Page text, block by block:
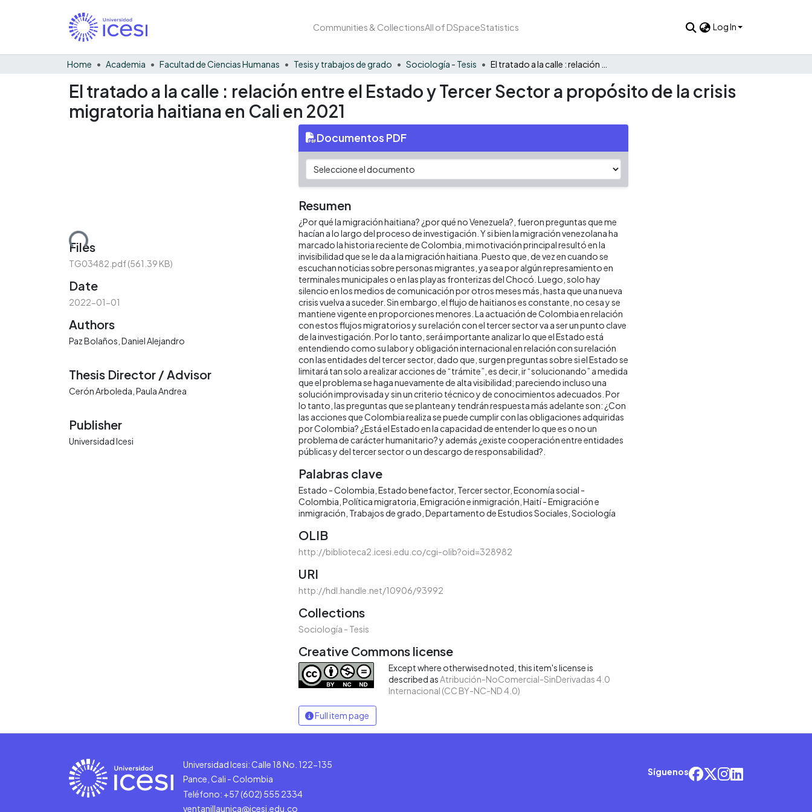
Communities & CollectionsAll of DSpaceStatistics Log In
Home Academia Facultad de Ciencias Humanas Tesis y trabajos de grado Sociología - Tesis
El tratado a la calle : relación entre el Estado y Tercer Sector a propósito de la crisis
migratoria haitiana en Cali en 2021
Loading...
Files
TG03482.pdf(561.39 KB)
Date
2022-01-01
Authors
Paz Bolaños, Daniel Alejandro
Thesis Director / Advisor
Cerón Arboleda, Paula Andrea
Publisher
Universidad Icesi
Documentos PDF
Resumen
¿Por qué la migración haitiana? ¿por qué no Venezuela?, fueron preguntas que me
hacían a lo largo del proceso de investigación. Y si bien la migración venezolana ha
marcado la historia reciente de Colombia, mi motivación principal resultó en la
invisibilidad que se le da a la migración haitiana. Puesto que, de vez en cuando se
escuchan noticias sobre personas migrantes, ya sea por algún represamiento en
terminales municipales o en las playas fronterizas del Chocó. Luego, solo hay
silencio en los medios de comunicación por otros meses más, hasta que una nueva
crisis vuelva a suceder. Sin embargo, el flujo de haitianos es constante, no cesa y se
mantiene vigente en proporciones menores. La actuación de Colombia en relación
con estos flujos migratorios y su relación con el tercer sector va a ser un punto clave
de la investigación. Por lo tanto, será importante analizar lo que el Estado está
entendiendo como su labor y obligación internacional en relación con su relación
con las entidades del tercer sector, dado que, surgen preguntas sobre si el Estado se
limitará tan solo a realizar acciones de “trámite”, es decir, ir “solucionando” a medida
que el problema se haga nuevamente de alta visibilidad; pareciendo incluso una
solución improvisada y sin un criterio técnico y de conocimientos adecuados. Por
lo tanto, las preguntas que se plantean y tendrán respuesta más adelante son: ¿Con
las acciones que Colombia realiza se puede cumplir con las obligaciones adquiridas
por Colombia? ¿Está el Estado en la capacidad de entender lo que es o no un
problema de carácter humanitario? y además ¿existe cooperación entre entidades
públicas y del tercer sector o un descargo de responsabilidad?.
Palabras clave
Estado - Colombia Estado benefactor Tercer sector Economía social -
Colombia Política migratoria Emigración e inmigración Haití - Emigración e
inmigración Trabajos de grado Departamento de Estudios Sociales Sociología
OLIB
http://biblioteca2.icesi.edu.co/cgi-olib?oid=328982
URI
http://hdl.handle.net/10906/93992
Collections
Sociología - Tesis
Creative Commons license
Except where otherwised noted, this item's license is
described as Atribución-NoComercial-SinDerivadas 4.0
Internacional (CC BY-NC-ND 4.0)
Full item page
Universidad Icesi: Calle 18 No. 122-135
Pance, Cali - Colombia
Teléfono: +57 (602) 555 2334
ventanillaunica@icesi.edu.co
Síguenos